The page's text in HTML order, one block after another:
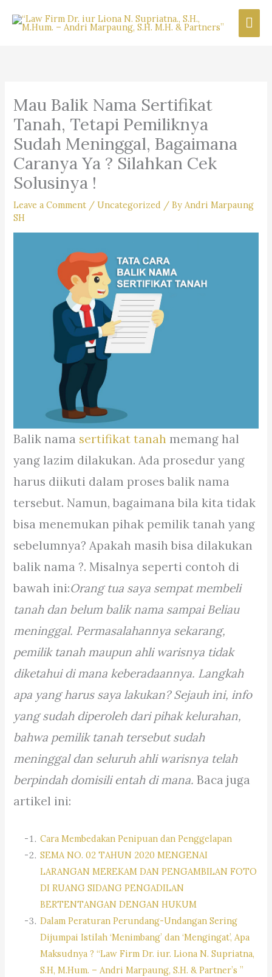
Mau Balik Nama Sertifikat
Tanah, Tetapi Pemiliknya
Sudah Meninggal, Bagaimana
Caranya Ya ? Silahkan Cek
Solusinya !
Leave a Comment /Uncategorized / By Andri Marpaung
SH
Balik nama sertifikat tanah memang hal
yang lazim dilakukan. Ada prosedur yang
harus diikuti dalam proses balik nama
tersebut. Namun, bagaimana bila kita tidak
bisa menemukan pihak pemilik tanah yang
sebelumnya? Apakah masih bisa dilakukan
balik nama ?. Misalnya seperti contoh di
bawah ini:Orang tua saya sempat membeli
tanah dan belum balik nama sampai Beliau
meninggal. Permasalahannya sekarang,
pemilik tanah maupun ahli warisnya tidak
diketahui di mana keberadaannya. Langkah
apa yang harus saya lakukan? Sejauh ini, info
yang sudah diperoleh dari pihak kelurahan,
bahwa pemilik tanah tersebut sudah
meninggal dan seluruh ahli warisnya telah
berpindah domisili entah di mana. Baca juga
artikel ini:
Cara Membedakan Penipuan dan Penggelapan
SEMA NO. 02 TAHUN 2020 MENGENAI
LARANGAN MEREKAM DAN PENGAMBILAN FOTO
DI RUANG SIDANG PENGADILAN
BERTENTANGAN DENGAN HUKUM
Dalam Peraturan Perundang-Undangan Sering
Dijumpai Istilah ‘Menimbang’ dan ‘Mengingat’, Apa
Maksudnya ? “Law Firm Dr. iur. Liona N. Supriatna,
S.H, M.Hum. – Andri Marpaung, S.H. & Partner’s ”